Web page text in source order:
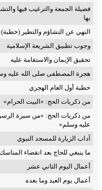
أعماله:
عمِل رحمه الله مدرسًا
في البكيرية عام 1367هـ حتى 1373هـ.
عمِل مدرسًا في المعهد
1373هـ حتى 1385هـ.
عمِل إمامًا وخطيبًا
1385هـ حتى 1429هـ.
عمِل رئيسًا للمدرسين
لرئيس الإشراف
فضيلة الجمعة والترغيب فيها
بها
النهي عن التشاؤم والتطير (خطبة)
وجوب تطبيق الشريعة الإسلامية
تحقيق الإيمان والاستقامة عليه
هجرة المصطفى صلى الله عليه
خطبة أول العام الهجري
من ذكريات الحج: «البيت الحرام»
من ذكريات الحج: «من سيرة
عليه وسلم»
آداب الزيارة للمسجد النبوي
ما ينبغي للحاج بعد انقضاء المناسك
أعمال اليوم الثاني عشر
أعمال يوم العيد وما بعده